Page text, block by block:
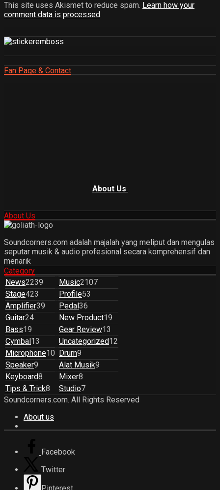
This site uses Akismet to reduce spam. Learn how your
comment data is processed.
Fan Page & Contact
About Us
About Us
Soundcorners.com adalah majalah yang meliput dan mengulas
seputar musik & audio profesional secara komprehensif dan
menarik
Category
News2239 Music2107
Stage423 Profile53
Amplifier39 Pedal 36
Guitar24 New Product19
Bass19 Gear Review13
Cymbal 13 Uncategorized12
Microphone10 Drum9
Speaker9 Alat Musik9
Keyboard8 Mixer8
Tips & Trick8 Studio7
Soundcorners.com. All Rights Reserved
About us
Facebook
Twitter